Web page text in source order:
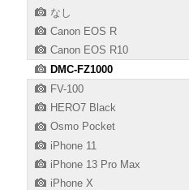
なし
Canon EOS R
Canon EOS R10
DMC-FZ1000
FV-100
HERO7 Black
Osmo Pocket
iPhone 11
iPhone 13 Pro Max
iPhone X